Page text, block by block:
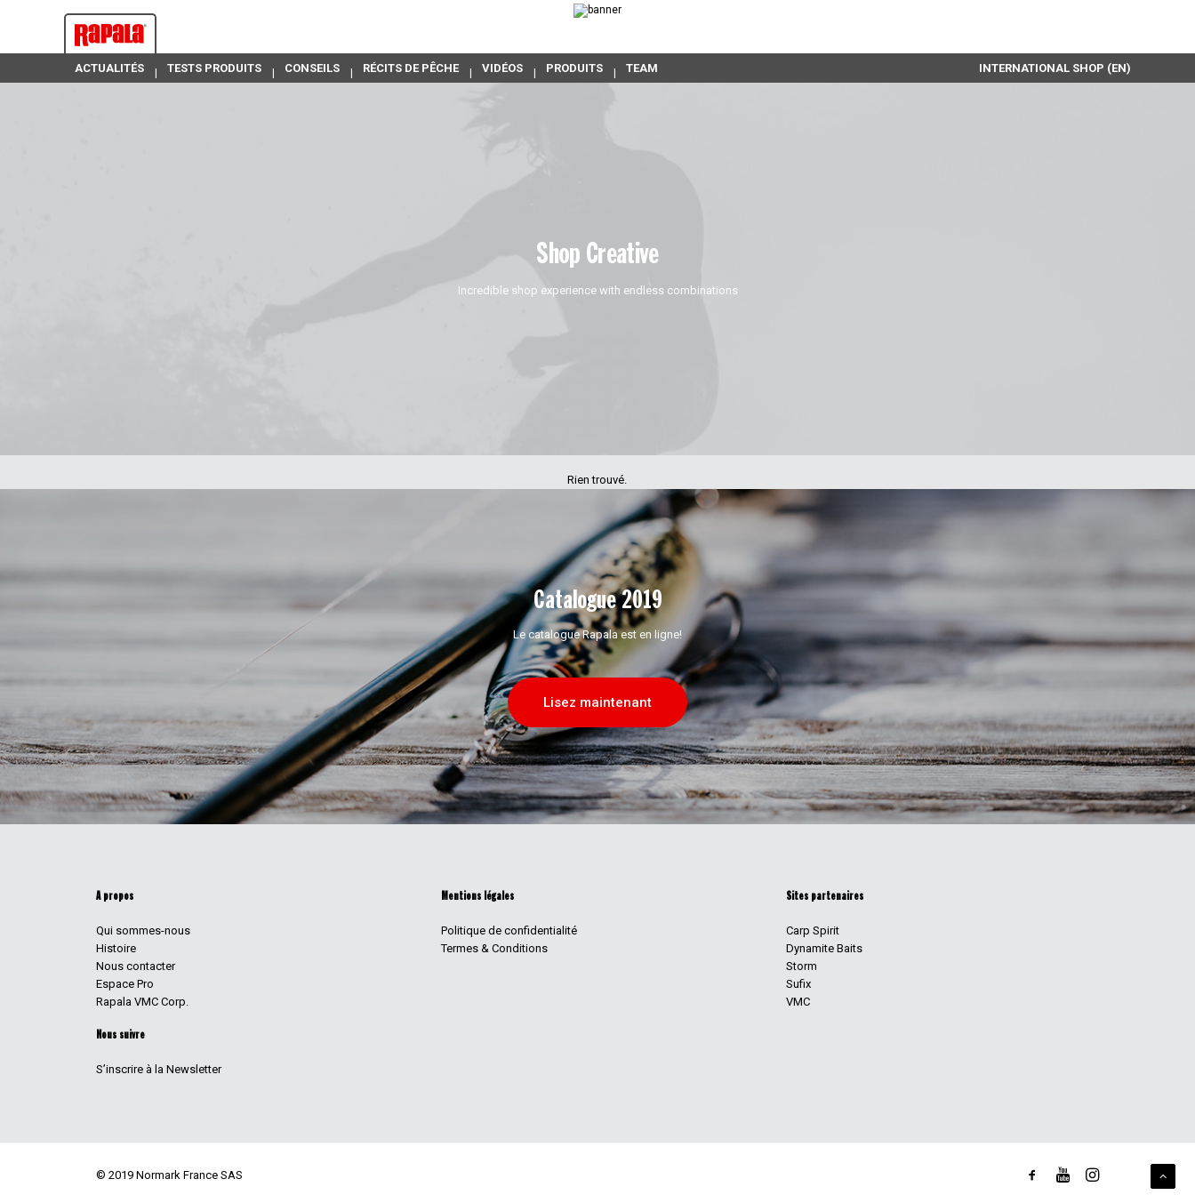
ACTUALITÉS TESTS PRODUITS CONSEILS RÉCITS DE PÊCHE VIDÉOS PRODUITS TEAM INTERNATIONAL SHOP (EN)
Shop Creative
Incredible shop experience with endless combinations
Rien trouvé.
Catalogue 2019
Le catalogue Rapala est en ligne!
Lisez maintenant
A propos
Qui sommes-nous
Histoire
Nous contacter
Espace Pro
Rapala VMC Corp.
Mentions légales
Politique de confidentialité
Termes & Conditions
Sites partenaires
Carp Spirit
Dynamite Baits
Storm
Sufix
VMC
Nous suivre
S’inscrire à la Newsletter
© 2019 Normark France SAS